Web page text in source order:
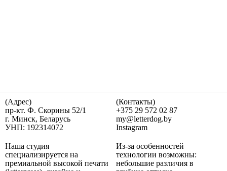
(Адрес)
пр-кт. Ф. Скорины 52/1
г. Минск, Беларусь
УНП: 192314072
(Контакты)
+375 29 572 02 87
my@letterdog.by
Instagram
Наша студия
специализируется на
премиальной высокой печати
Из-за особенностей
технологии возможны:
небольшие различия в